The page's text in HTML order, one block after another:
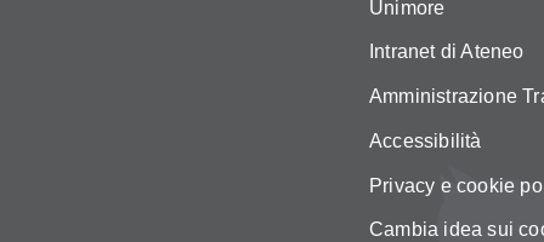
Unimore
Intranet di Ateneo
Amministrazione
Accessibilità
Privacy e cookie
Cambia idea sui